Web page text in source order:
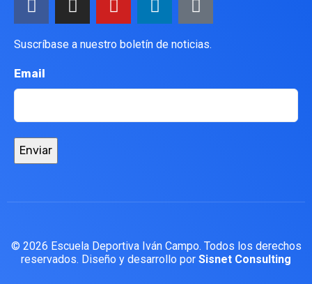
Suscríbase a nuestro boletín de noticias.
Email
© 2026 Escuela Deportiva Iván Campo. Todos los derechos
reservados. Diseño y desarrollo por Sisnet Consulting